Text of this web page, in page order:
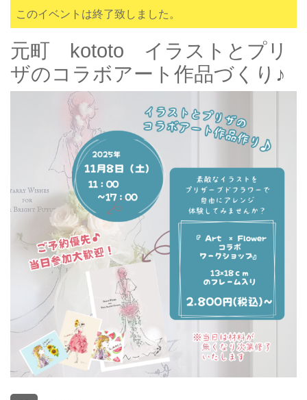
このイベントは終了致しました。
元町 kototo イラストとプリ
ザのコラボアート作品づくり♪